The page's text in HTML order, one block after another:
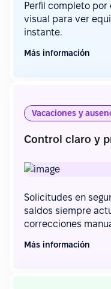
Perfil completo por
visual para ver
instante.
Más información
Vacaciones y
Control claro y
Solicitudes en
saldos siempre
correcciones
Más información